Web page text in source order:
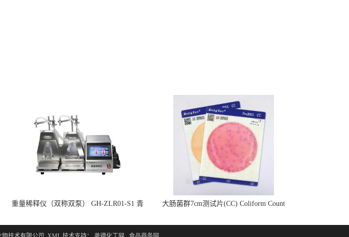
重量稀释仪（双称双泵） GH-ZLR01-S1 青
大肠菌群7cm测试片(CC) Coliform Count